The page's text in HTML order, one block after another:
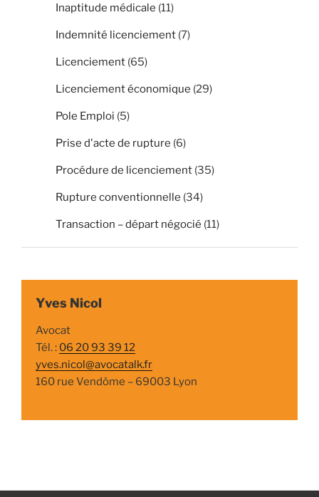
Inaptitude médicale (11)
Indemnité licenciement (7)
Licenciement (65)
Licenciement économique (29)
Pole Emploi (5)
Prise d'acte de rupture (6)
Procédure de licenciement (35)
Rupture conventionnelle (34)
Transaction – départ négocié (11)
Yves Nicol
Avocat
Tél. : 06 20 93 39 12
yves.nicol@avocatalk.fr
160 rue Vendôme – 69003 Lyon